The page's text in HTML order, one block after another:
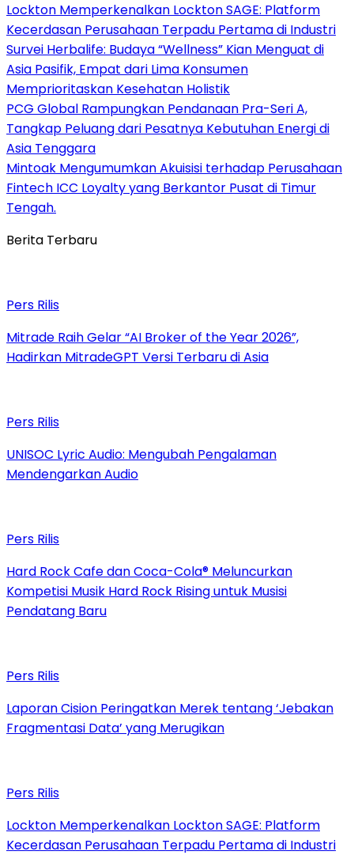
Lockton Memperkenalkan Lockton SAGE: Platform
Kecerdasan Perusahaan Terpadu Pertama di Industri
Survei Herbalife: Budaya “Wellness” Kian Menguat di
Asia Pasifik, Empat dari Lima Konsumen
Memprioritaskan Kesehatan Holistik
PCG Global Rampungkan Pendanaan Pra-Seri A,
Tangkap Peluang dari Pesatnya Kebutuhan Energi di
Asia Tenggara
Mintoak Mengumumkan Akuisisi terhadap Perusahaan
Fintech ICC Loyalty yang Berkantor Pusat di Timur
Tengah.
Berita Terbaru
Pers Rilis
Mitrade Raih Gelar “AI Broker of the Year 2026”,
Hadirkan MitradeGPT Versi Terbaru di Asia
Pers Rilis
UNISOC Lyric Audio: Mengubah Pengalaman
Mendengarkan Audio
Pers Rilis
Hard Rock Cafe dan Coca-Cola® Meluncurkan
Kompetisi Musik Hard Rock Rising untuk Musisi
Pendatang Baru
Pers Rilis
Laporan Cision Peringatkan Merek tentang ‘Jebakan
Fragmentasi Data’ yang Merugikan
Pers Rilis
Lockton Memperkenalkan Lockton SAGE: Platform
Kecerdasan Perusahaan Terpadu Pertama di Industri